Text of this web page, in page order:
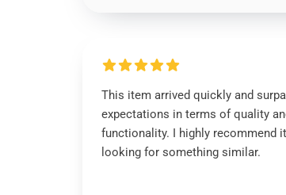
This item arrived quickly and
expectations in terms of quality
functionality. I highly recommend
looking for something similar.